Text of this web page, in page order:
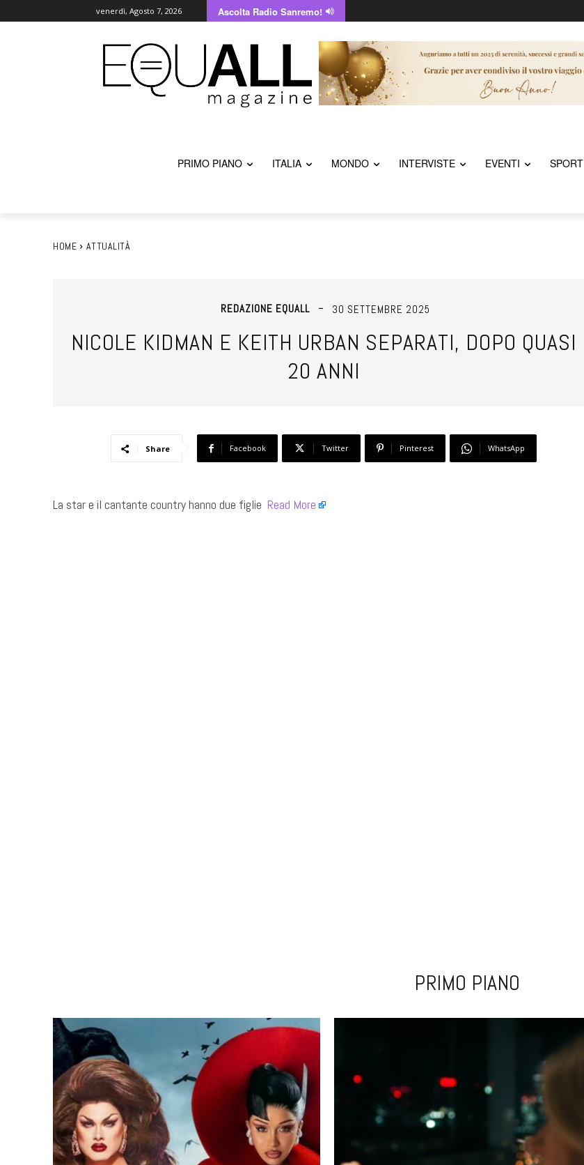
venerdì, Agosto 7, 2026 Ascolta Radio Sanremo!
PRIMO PIANO ITALIA MONDO INTERVISTE EVENTI SPORT
HOME ATTUALITÀ
REDAZIONE EQUALL 30 SETTEMBRE 2025
NICOLE KIDMAN E KEITH URBAN SEPARATI, DOPO QUASI
20 ANNI
Share Facebook Twitter Pinterest WhatsApp
La star e il cantante country hanno due figlie ​ Read More
PRIMO PIANO